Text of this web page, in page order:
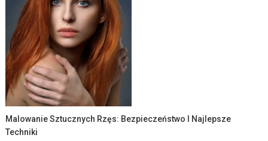
Malowanie Sztucznych Rzęs: Bezpieczeństwo I Najlepsze
Techniki